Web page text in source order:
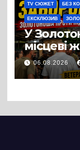
TV СЮЖЕТ БЕЗ
ЕКСКЛЮЗИВ
У
місцеві
протест
Три», що
06.08.2026